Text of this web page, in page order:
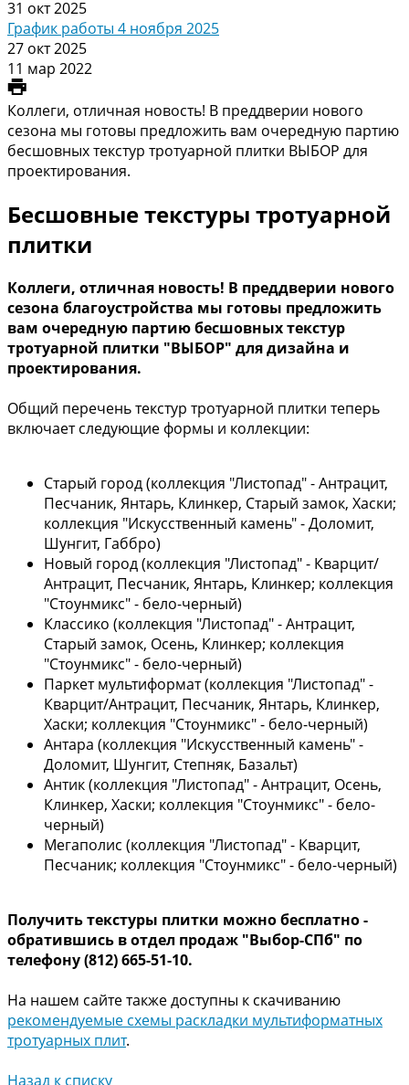
31 окт 2025
График работы 4 ноября 2025
27 окт 2025
11 мар 2022
Коллеги, отличная новость! В преддверии нового
сезона мы готовы предложить вам очередную партию
бесшовных текстур тротуарной плитки ВЫБОР для
проектирования.
Бесшовныe текстуры тротуарной
плитки
Коллеги, отличная новость! В преддверии нового
сезона благоустройства мы готовы предложить
вам очередную партию бесшовных текстур
тротуарной плитки "ВЫБОР" для дизайна и
проектирования.
Общий перечень текстур тротуарной плитки теперь
включает следующие формы и коллекции:
Старый город (коллекция "Листопад" - Антрацит,
Песчаник, Янтарь, Клинкер, Старый замок, Хаски;
коллекция "Искусственный камень" - Доломит,
Шунгит, Габбро)
Новый город (коллекция "Листопад" - Кварцит/
Антрацит, Песчаник, Янтарь, Клинкер; коллекция
"Стоунмикс" - бело-черный)
Классико (коллекция "Листопад" - Антрацит,
Старый замок, Осень, Клинкер; коллекция
"Стоунмикс" - бело-черный)
Паркет мультиформат (коллекция "Листопад" -
Кварцит/Антрацит, Песчаник, Янтарь, Клинкер,
Хаски; коллекция "Стоунмикс" - бело-черный)
Антара (коллекция "Искусственный камень" -
Доломит, Шунгит, Степняк, Базальт)
Антик (коллекция "Листопад" - Антрацит, Осень,
Клинкер, Хаски; коллекция "Стоунмикс" - бело-
черный)
Мегаполис (коллекция "Листопад" - Кварцит,
Песчаник; коллекция "Стоунмикс" - бело-черный)
Получить текстуры плитки можно бесплатно -
обратившись в отдел продаж "Выбор-СПб" по
телефону (812) 665-51-10.
На нашем сайте также доступны к скачиванию
рекомендуемые схемы раскладки мультиформатных
тротуарных плит.
Назад к списку